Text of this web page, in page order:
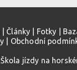
Články Fotky
Obchodní
jízdy na